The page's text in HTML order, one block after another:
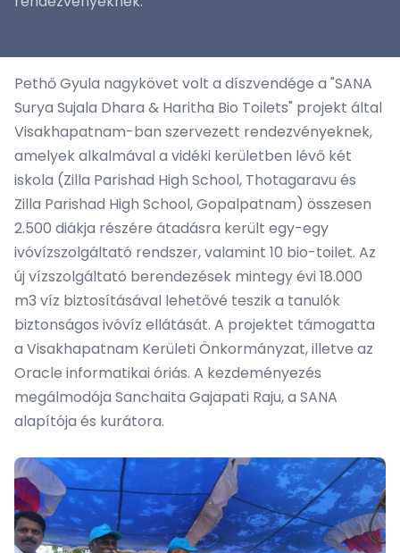
Pethő Gyula nagykövet volt a díszvendége a "SANA
Surya Sujala Dhara & Haritha Bio Toilets" projekt által
Visakhapatnam-ban szervezett rendezvényeknek,
amelyek alkalmával a vidéki kerületben lévő két
iskola (Zilla Parishad High School, Thotagaravu és
Zilla Parishad High School, Gopalpatnam) összesen
2.500 diákja részére átadásra került egy-egy
ivóvízszolgáltató rendszer, valamint 10 bio-toilet. Az
új vízszolgáltató berendezések mintegy évi 18.000
m3 víz biztosításával lehetővé teszik a tanulók
biztonságos ivóvíz ellátását. A projektet támogatta
a Visakhapatnam Kerületi Önkormányzat, illetve az
Oracle informatikai óriás. A kezdeményezés
megálmodója Sanchaita Gajapati Raju, a SANA
alapítója és kurátora.